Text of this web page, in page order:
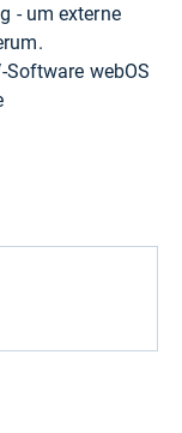
- um externe
webOS